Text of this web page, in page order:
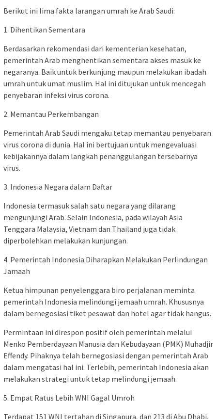
Berikut ini lima fakta larangan umrah ke Arab Saudi:
1. Dihentikan Sementara
Berdasarkan rekomendasi dari kementerian kesehatan,
pemerintah Arab menghentikan sementara akses masuk ke
negaranya. Baik untuk berkunjung maupun melakukan ibadah
umrah untuk umat muslim. Hal ini ditujukan untuk mencegah
penyebaran infeksi virus corona.
2. Memantau Perkembangan
Pemerintah Arab Saudi mengaku tetap memantau penyebaran
virus corona di dunia. Hal ini bertujuan untuk mengevaluasi
kebijakannya dalam langkah penanggulangan tersebarnya
virus.
3. Indonesia Negara dalam Daftar
Indonesia termasuk salah satu negara yang dilarang
mengunjungi Arab. Selain Indonesia, pada wilayah Asia
Tenggara Malaysia, Vietnam dan Thailand juga tidak
diperbolehkan melakukan kunjungan.
4. Pemerintah Indonesia Diharapkan Melakukan Perlindungan
Jamaah
Ketua himpunan penyelenggara biro perjalanan meminta
pemerintah Indonesia melindungi jemaah umrah. Khususnya
dalam bernegosiasi tiket pesawat dan hotel agar tidak hangus.
Permintaan ini direspon positif oleh pemerintah melalui
Menko Pemberdayaan Manusia dan Kebudayaan (PMK) Muhadjir
Effendy. Pihaknya telah bernegosiasi dengan pemerintah Arab
dalam mengatasi hal ini. Terlebih, pemerintah Indonesia akan
melakukan strategi untuk tetap melindungi jemaah.
5. Empat Ratus Lebih WNI Gagal Umroh
Terdapat 151 WNI tertahan di Singapura, dan 213 di Abu Dhabi.